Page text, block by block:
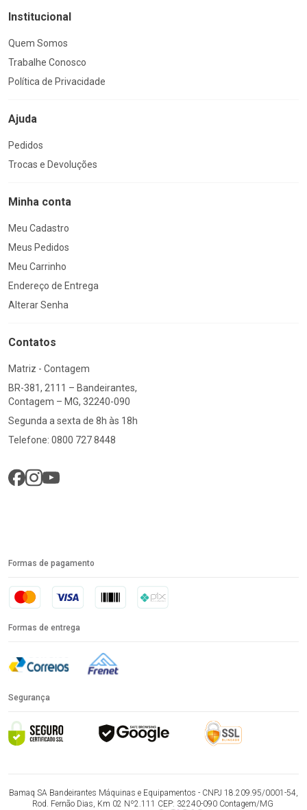
Institucional
Quem Somos
Trabalhe Conosco
Política de Privacidade
Ajuda
Pedidos
Trocas e Devoluções
Minha conta
Meu Cadastro
Meus Pedidos
Meu Carrinho
Endereço de Entrega
Alterar Senha
Contatos
Matriz - Contagem
BR-381, 2111 – Bandeirantes,
Contagem – MG, 32240-090
Segunda a sexta de 8h às 18h
Telefone: 0800 727 8448
Formas de pagamento
Formas de entrega
Segurança
Bamaq SA Bandeirantes Máquinas e Equipamentos - CNPJ 18.209.95/0001-54,
Rod. Fernão Dias, Km 02 Nº2.111 CEP: 32240-090 Contagem/MG